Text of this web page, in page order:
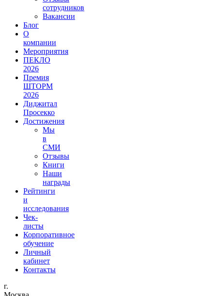
сотрудников
Вакансии
Блог
О
компании
Мероприятия
ПЕКЛО
2026
Премия
ШТОРМ
2026
Диджитал
Просекко
Достижения
Мы
в
СМИ
Отзывы
Книги
Наши
награды
Рейтинги
и
исследования
Чек-
листы
Корпоративное
обучение
Личный
кабинет
Контакты
г.